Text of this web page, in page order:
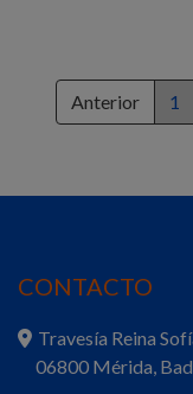
Anterior 1
CONTACTO
Travesía Reina
06800 Mérida,